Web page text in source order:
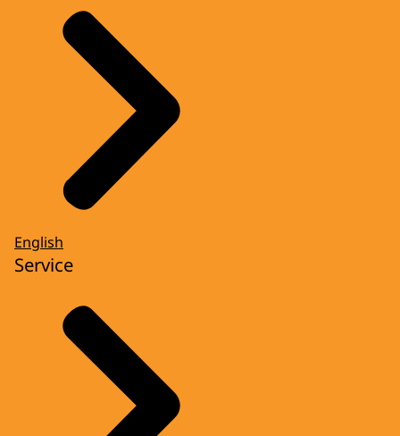
English
Service